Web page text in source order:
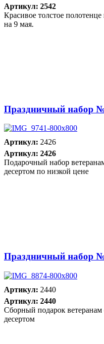
Артикул: 2542
Красивое толстое
на 9 мая.
Праздничный набор
Артикул: 2426
Артикул: 2426
Подарочный набор
десертом по низкой цене
Праздничный набор
Артикул: 2440
Артикул: 2440
Сборный подарок
десертом